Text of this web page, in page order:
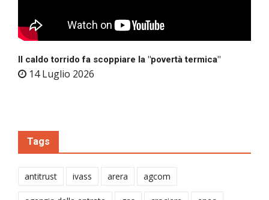
Il caldo torrido fa scoppiare la "povertà termica"
14 Luglio 2026
Tags
antitrust ivass arera agcom